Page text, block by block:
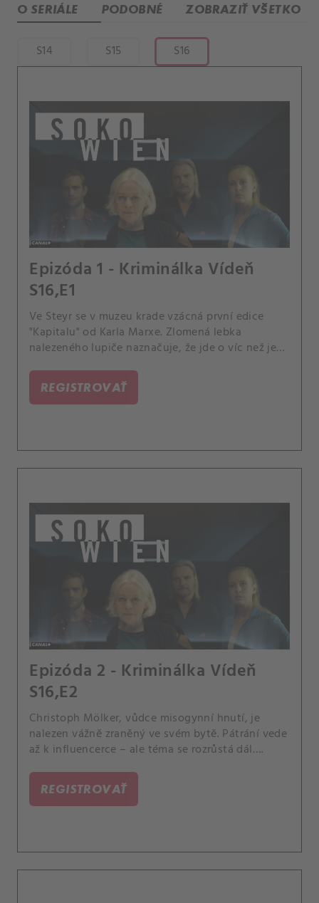
O SERIÁLE PODOBNÉ ZOBRAZIŤ VŠETKO
S14 S15 S16
Epizóda 1 - Kriminálka Vídeň
S16,E1
Ve Steyr se v muzeu krade vzácná první edice
"Kapitalu" od Karla Marxe. Zlomená lebka
nalezeného lupiče naznačuje, že jde o víc než jen
REGISTROVAŤ
Epizóda 2 - Kriminálka Vídeň
S16,E2
Christoph Mölker, vůdce misogynní hnutí, je
nalezen vážně zraněný ve svém bytě. Pátrání vede
až k influencerce – ale téma se rozrůstá dál….
REGISTROVAŤ